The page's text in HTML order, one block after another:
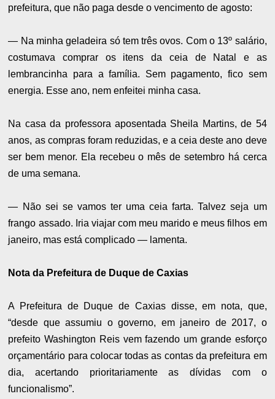
prefeitura, que não paga desde o vencimento de agosto:
— Na minha geladeira só tem três ovos. Com o 13º salário,
costumava comprar os itens da ceia de Natal e as
lembrancinha para a família. Sem pagamento, fico sem
energia. Esse ano, nem enfeitei minha casa.
Na casa da professora aposentada Sheila Martins, de 54
anos, as compras foram reduzidas, e a ceia deste ano deve
ser bem menor. Ela recebeu o mês de setembro há cerca
de uma semana.
— Não sei se vamos ter uma ceia farta. Talvez seja um
frango assado. Iria viajar com meu marido e meus filhos em
janeiro, mas está complicado — lamenta.
Nota da Prefeitura de Duque de Caxias
A Prefeitura de Duque de Caxias disse, em nota, que,
“desde que assumiu o governo, em janeiro de 2017, o
prefeito Washington Reis vem fazendo um grande esforço
orçamentário para colocar todas as contas da prefeitura em
dia, acertando prioritariamente as dívidas com o
funcionalismo”.